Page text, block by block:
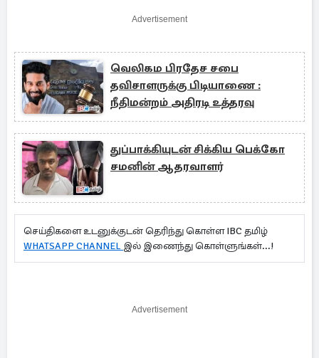
Advertisement
வெலிகம பிரதேச சபை
தவிசாளருக்கு பிடியாணை :
நீதிமன்றம் அதிரடி உத்தரவு
துப்பாக்கியுடன் சிக்கிய பெக்கோ
சமனின் ஆதரவாளர்
செய்திகளை உடனுக்குடன் தெரிந்து கொள்ள IBC தமிழ்
WHATSAPP CHANNEL இல் இணைந்து கொள்ளுங்கள்...!
Advertisement